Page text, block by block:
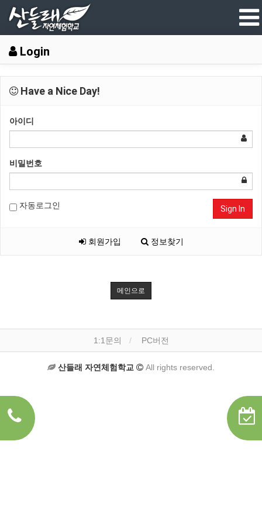
Login
Have a Nice Day!
아이디
비밀번호
자동로그인 Sign In
회원가입 정보찾기
메인으로
1:1문의 PC버전
산들래 자연체험학교 All rights reserved.